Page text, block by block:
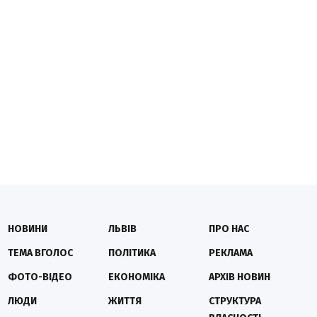
НОВИНИ
ТЕМА ВГОЛОС
ФОТО-ВІДЕО
ЛЮДИ
ЛЬВІВ
ПОЛІТИКА
ЕКОНОМІКА
ЖИТТЯ
ПРО НАС
РЕКЛАМА
АРХІВ НОВИН
СТРУКТУРА